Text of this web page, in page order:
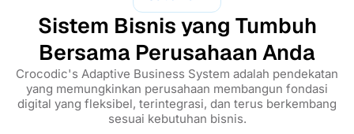
Sistem Bisnis yang Tumbuh
Bersama Perusahaan Anda
Crocodic's Adaptive Business System adalah pendekatan
yang memungkinkan perusahaan membangun fondasi
digital yang fleksibel, terintegrasi, dan terus berkembang
sesuai kebutuhan bisnis.